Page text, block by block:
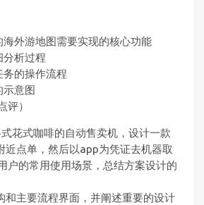
外游地图需要实现的核心功能
分析过程
的操作流程
示意图
评）
花式咖啡的自动售卖机，设计一款
近点单，然后以app为凭证去机器取
户的常用使用场景，总结方案设计的
和主要流程界面，并阐述重要的设计